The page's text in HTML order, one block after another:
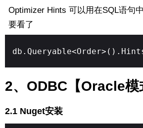
Optimizer Hints 可以用在SQL语句
要看了
2、ODBC【Oracle模
2.1 Nuget安装